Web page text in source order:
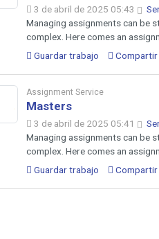
3 de abril de 2025 05:43
Managing assignments can be
complex. Here comes an
Guardar trabajo
Assignment Service
Masters
3 de abril de 2025 05:41
Managing assignments can be
complex. Here comes an
Guardar trabajo